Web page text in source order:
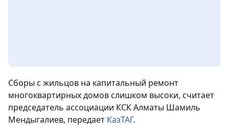
Сборы с жильцов на капитальный ремонт
многоквартирных домов слишком высоки, считает
председатель ассоциации КСК Алматы Шамиль
Мендыгалиев, передает КазТАГ.